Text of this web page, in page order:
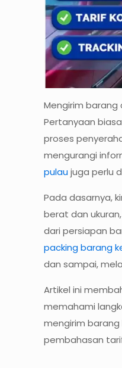
Mengirim
Pertanyaan
proses
mengurangi
pulaujuga perlu
Pada dasarnya,
berat dan
dari persiapan
packing barang
dan sampai,
Artikel ini
memahami
mengirim
pembahasan